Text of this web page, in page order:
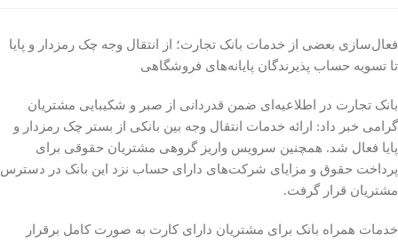
فعال‌سازی بعضی از خدمات بانک تجارت؛ از انتقال وجه چک رمزدار و پایا
تا تسویه حساب پذیرندگان پایانه‌های فروشگاهی
بانک تجارت در اطلاعیه‌ای ضمن قدردانی از صبر و شکیبایی مشتریان
گرامی خبر داد: ارائه خدمات انتقال وجه بین بانکی از بستر چک رمزدار و
پایا فعال شد. همچنین سرویس واریز گروهی مشتریان حقوقی برای
پرداخت حقوق و مزایای شرکت‌های دارای حساب نزد این بانک در دسترس
مشتریان قرار گرفت.
خدمات همراه بانک برای مشتریان دارای کارت به صورت کامل برقرار